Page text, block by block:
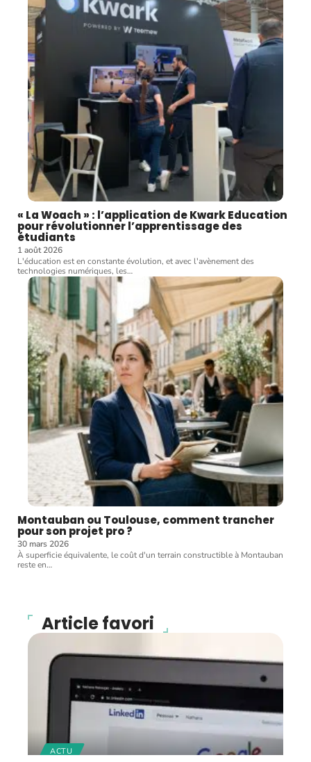
« La Woach » : l’application de Kwark Education
pour révolutionner l’apprentissage des
étudiants
1 août 2026
L'éducation est en constante évolution, et avec l'avènement des
technologies numériques, les…
Montauban ou Toulouse, comment trancher
pour son projet pro ?
30 mars 2026
À superficie équivalente, le coût d'un terrain constructible à Montauban
reste en…
Article favori
ACTU